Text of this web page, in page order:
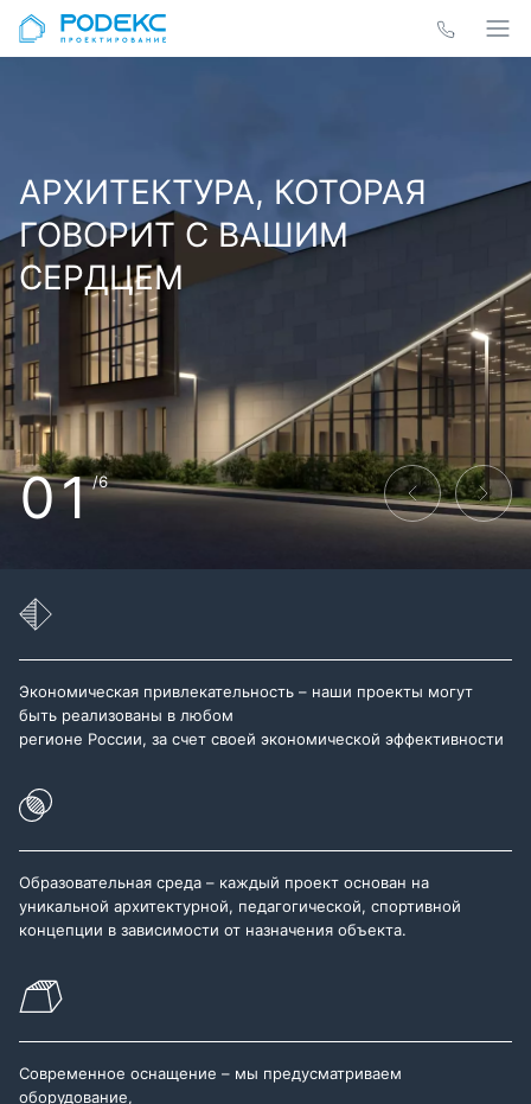
АРХИТЕКТУРА, КОТОРАЯ
ГОВОРИТ С ВАШИМ
СЕРДЦЕМ
01/6
Экономическая привлекательность – наши проекты могут
быть реализованы в любом
регионе России, за счет своей экономической эффективности
Образовательная среда – каждый проект основан на
уникальной архитектурной, педагогической, спортивной
концепции в зависимости от назначения объекта.
Современное оснащение – мы предусматриваем
оборудование,